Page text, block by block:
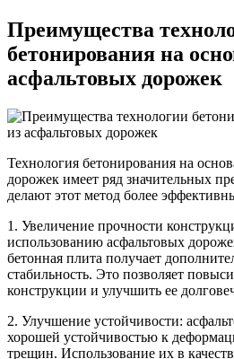
Преимущества
бетонирования на
асфальтовых дорожек
Технология бетонирования на
дорожек имеет ряд значительных
делают этот метод более
1. Увеличение прочности
использованию асфальтовых
бетонная плита получает
стабильность. Это позволяет
конструкции и улучшить ее
2. Улучшение устойчивости:
хорошей устойчивостью к
трещин. Использование их в